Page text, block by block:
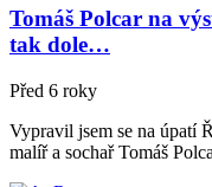
Tomáš Polcar na
tak dole…
Před 6 roky
Vypravil jsem se na úpatí
malíř a sochař Tomáš